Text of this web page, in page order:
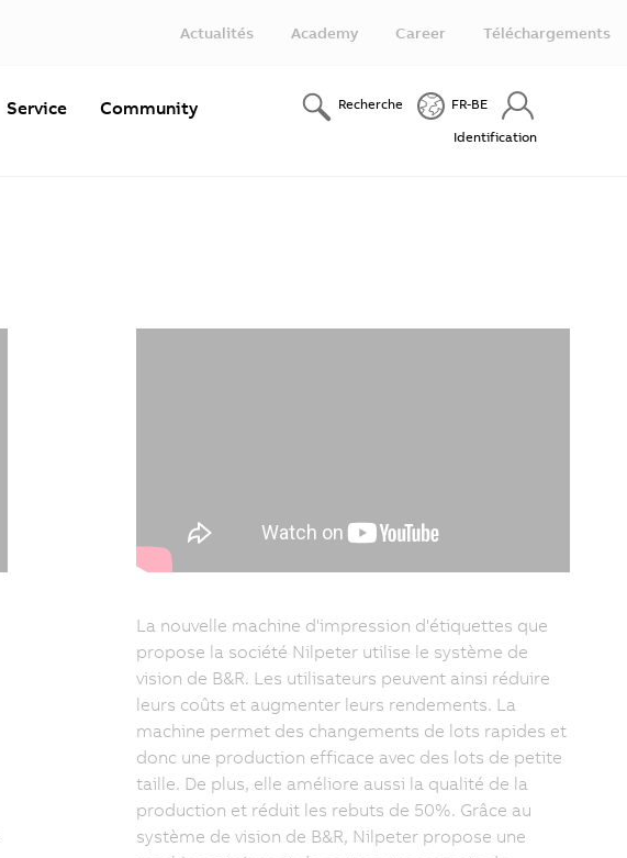
Actualités Academy Career Téléchargements
Service Community Recherche FR-BE
Identification
La nouvelle machine d'impression d'étiquettes que
propose la société Nilpeter utilise le système de
vision de B&R. Les utilisateurs peuvent ainsi réduire
leurs coûts et augmenter leurs rendements. La
machine permet des changements de lots rapides et
donc une production efficace avec des lots de petite
taille. De plus, elle améliore aussi la qualité de la
production et réduit les rebuts de 50%. Grâce au
système de vision de B&R, Nilpeter propose une